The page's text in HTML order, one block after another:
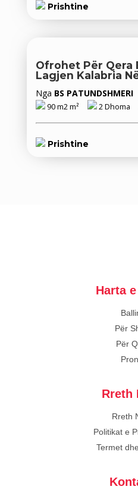
Prishtine
Ofrohet Për Qera
Lagjen Kalabria
Nga BS PATUNDSHMERI
90 m2 m² 2 Dhoma
Prishtine
Harta
Për
Për
Rreth
Rreth
Politikat e
Termet